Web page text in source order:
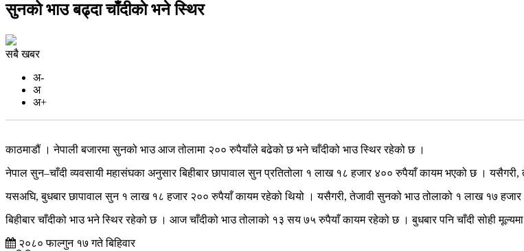
सुनको भाउ बढ्दा चाँदीकाे भने स्थिर
सबै खबर
अ-
अ
अ+
काठमाडौं । नेपाली बजारमा सुनको भाउ आज तोलामा २०० रुपैयाँले बढेको छ भने चाँदीको भाउ स्थिर रहेको छ ।
नेपाल सुन–चाँदी व्यवसायी महासंघका अनुसार बिहीबार छापावाल सुन प्रतितोला १ लाख १८ हजार ४०० रुपैयाँ कायम भएको छ ।
यसअघि, बुधबार छापावाल सुन १ लाख १८ हजार २०० रुपैयाँ कायम रहेको थियो । यसैगरी, तेजावी सुनको भाउ तोलाको १ लाख १७ हजार
बिहीबार चाँदीको भाउ भने स्थिर रहेको छ । आज चाँदीको भाउ तोलाको १३ सय ७५ रुपैयाँ कायम रहेको छ । बुधबार पनि चाँदी सोही
२०८० फाल्गुन १७ गते बिहिवार